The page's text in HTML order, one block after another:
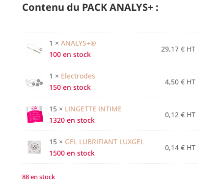
Contenu du PACK ANALYS+ :
1 × ANALYS+®
100 en stock
29,17€ HT
1 × Electrodes
150 en stock
4,50€ HT
15 × LINGETTE INTIME
1320 en stock
0,12€ HT
15 × GEL LUBRIFIANT LUXGEL
1500 en stock
0,14€ HT
88 en stock